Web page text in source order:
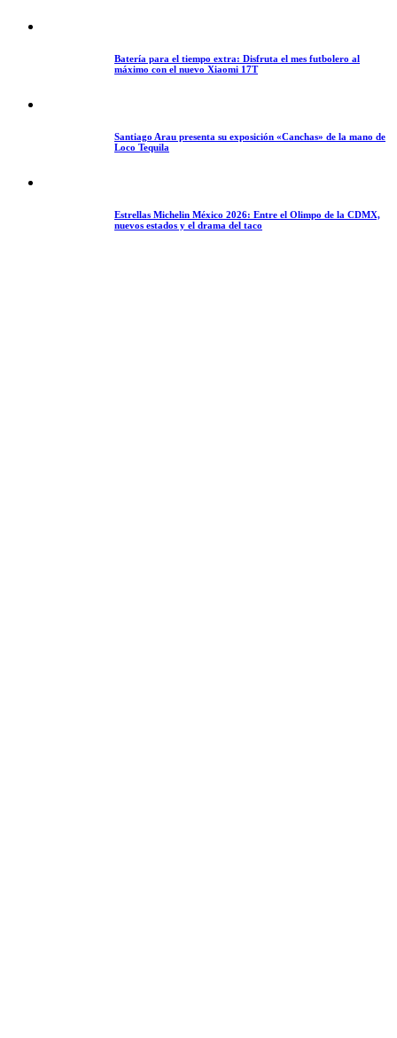
Batería para el tiempo extra: Disfruta el mes futbolero al
máximo con el nuevo Xiaomi 17T
Santiago Arau presenta su exposición «Canchas» de la mano de
Loco Tequila
Estrellas Michelin México 2026: Entre el Olimpo de la CDMX,
nuevos estados y el drama del taco